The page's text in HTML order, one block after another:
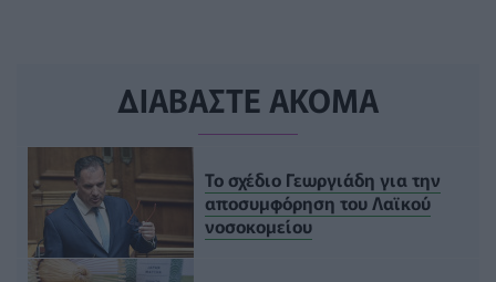
ΔΙΑΒΑΣΤΕ ΑΚΟΜΑ
Το σχέδιο Γεωργιάδη για την
αποσυμφόρηση του Λαϊκού
νοσοκομείου